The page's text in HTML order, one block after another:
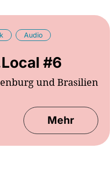
Audio
#6
und Brasilien
Mehr